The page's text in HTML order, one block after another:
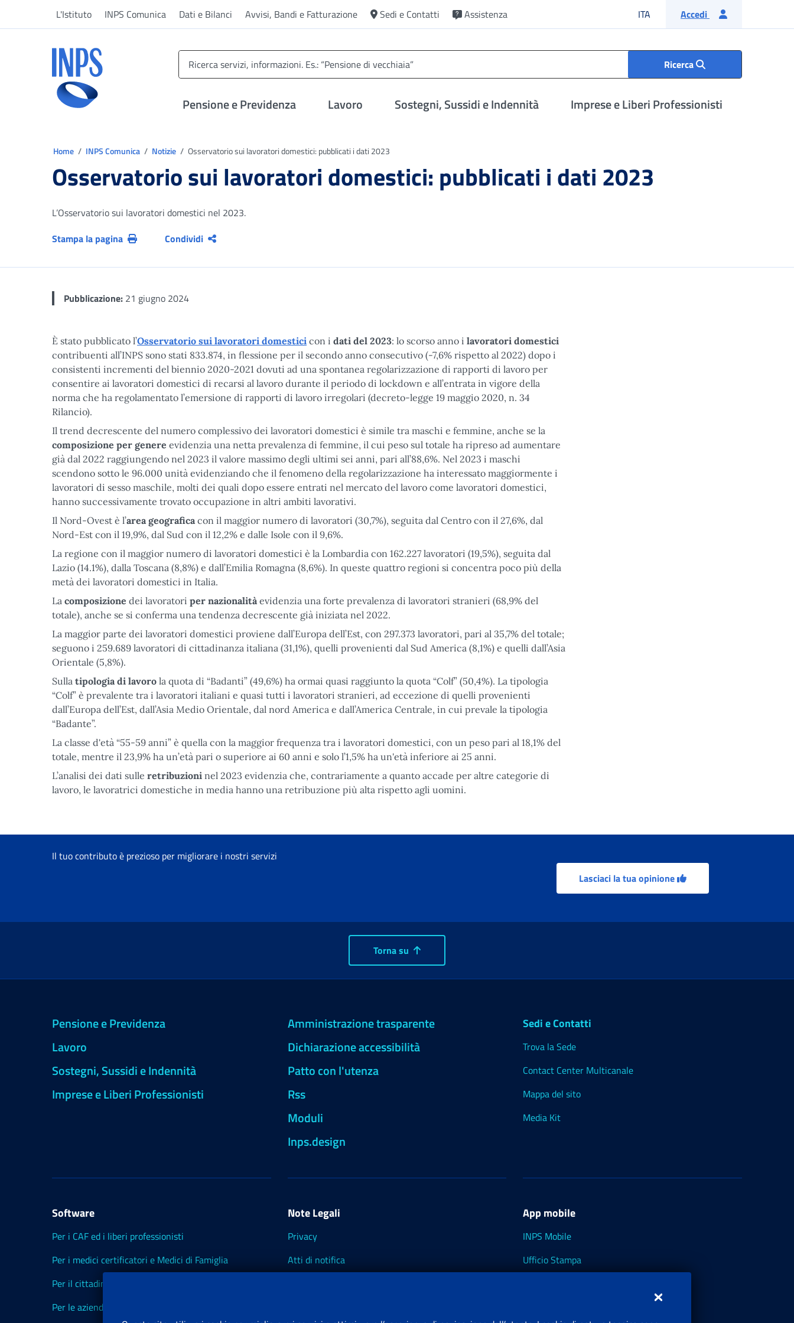
L'Istituto INPS Comunica Dati e Bilanci Avvisi, Bandi e Fatturazione Sedi e Contatti Assistenza ITA Lingua italiana
Accedi
Ricerca
Pensione e Previdenza Lavoro Sostegni, Sussidi e Indennità Imprese e Liberi Professionisti
Home INPS Comunica Notizie Osservatorio sui lavoratori domestici: pubblicati i dati 2023
Osservatorio sui lavoratori domestici: pubblicati i dati 2023
L’Osservatorio sui lavoratori domestici nel 2023.
Stampa la pagina
Condividi
Pubblicazione: 21 giugno 2024
È stato pubblicato l’Osservatorio sui lavoratori domestici con i dati del 2023: lo scorso anno i lavoratori domestici
contribuenti all’INPS sono stati 833.874, in flessione per il secondo anno consecutivo (-7,6% rispetto al 2022) dopo i
consistenti incrementi del biennio 2020-2021 dovuti ad una spontanea regolarizzazione di rapporti di lavoro per
consentire ai lavoratori domestici di recarsi al lavoro durante il periodo di lockdown e all’entrata in vigore della
norma che ha regolamentato l’emersione di rapporti di lavoro irregolari (decreto-legge 19 maggio 2020, n. 34
Rilancio).
Il trend decrescente del numero complessivo dei lavoratori domestici è simile tra maschi e femmine, anche se la
composizione per genere evidenzia una netta prevalenza di femmine, il cui peso sul totale ha ripreso ad aumentare
già dal 2022 raggiungendo nel 2023 il valore massimo degli ultimi sei anni, pari all’88,6%. Nel 2023 i maschi
scendono sotto le 96.000 unità evidenziando che il fenomeno della regolarizzazione ha interessato maggiormente i
lavoratori di sesso maschile, molti dei quali dopo essere entrati nel mercato del lavoro come lavoratori domestici,
hanno successivamente trovato occupazione in altri ambiti lavorativi.
Il Nord-Ovest è l’area geograficacon il maggior numero di lavoratori (30,7%), seguita dal Centro con il 27,6%, dal
Nord-Est con il 19,9%, dal Sud con il 12,2% e dalle Isole con il 9,6%.
La regione con il maggior numero di lavoratori domestici è la Lombardia con 162.227 lavoratori (19,5%), seguita dal
Lazio (14.1%), dalla Toscana (8,8%) e dall’Emilia Romagna (8,6%). In queste quattro regioni si concentra poco più della
metà dei lavoratori domestici in Italia.
La composizione dei lavoratori per nazionalitàevidenzia una forte prevalenza di lavoratori stranieri (68,9% del
totale), anche se si conferma una tendenza decrescente già iniziata nel 2022.
La maggior parte dei lavoratori domestici proviene dall’Europa dell’Est, con 297.373 lavoratori, pari al 35,7% del totale;
seguono i 259.689 lavoratori di cittadinanza italiana (31,1%), quelli provenienti dal Sud America (8,1%) e quelli dall’Asia
Orientale (5,8%).
Sulla tipologia di lavoro la quota di “Badanti” (49,6%) ha ormai quasi raggiunto la quota “Colf” (50,4%). La tipologia
“Colf” è prevalente tra i lavoratori italiani e quasi tutti i lavoratori stranieri, ad eccezione di quelli provenienti
dall’Europa dell’Est, dall’Asia Medio Orientale, dal nord America e dall’America Centrale, in cui prevale la tipologia
“Badante”.
La classe d'età “55-59 anni” è quella con la maggior frequenza tra i lavoratori domestici, con un peso pari al 18,1% del
totale, mentre il 23,9% ha un’età pari o superiore ai 60 anni e solo l’1,5% ha un'età inferiore ai 25 anni.
L’analisi dei dati sulle retribuzioni nel 2023 evidenzia che, contrariamente a quanto accade per altre categorie di
lavoro, le lavoratrici domestiche in media hanno una retribuzione più alta rispetto agli uomini.
Il tuo contributo è prezioso per migliorare i nostri servizi
Lasciaci la tua opinione
Torna su
Pensione e Previdenza
Lavoro
Sostegni, Sussidi e Indennità
Imprese e Liberi Professionisti
Amministrazione trasparente
Dichiarazione accessibilità
Patto con l'utenza
Rss
Moduli
Inps.design
Sedi e Contatti
Trova la Sede
Contact Center Multicanale
Mappa del sito
Media Kit
Software
Per i CAF ed i liberi professionisti
Per i medici certificatori e Medici di Famiglia
Per il cittadino
Per le aziende ed i Consulenti
Note Legali
Privacy
Atti di notifica
App mobile
INPS Mobile
Ufficio Stampa